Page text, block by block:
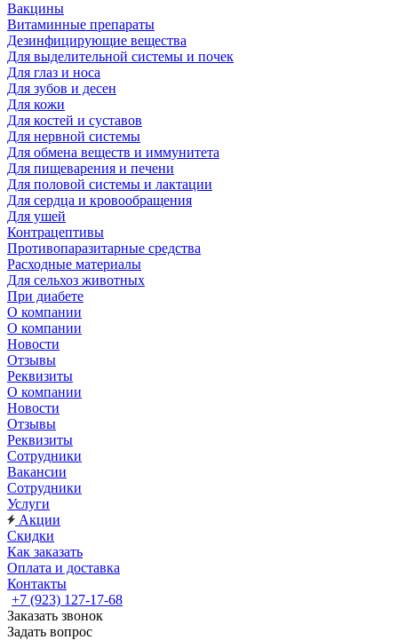
Вакцины
Витаминные препараты
Дезинфицирующие вещества
Для выделительной системы и почек
Для глаз и носа
Для зубов и десен
Для кожи
Для костей и суставов
Для нервной системы
Для обмена веществ и иммунитета
Для пищеварения и печени
Для половой системы и лактации
Для сердца и кровообращения
Для ушей
Контрацептивы
Противопаразитарные средства
Расходные материалы
Для сельхоз животных
При диабете
О компании
О компании
Новости
Отзывы
Реквизиты
О компании
Новости
Отзывы
Реквизиты
Сотрудники
Вакансии
Сотрудники
Услуги
Акции
Скидки
Как заказать
Оплата и доставка
Контакты
+7 (923) 127-17-68
Заказать звонок
Задать вопрос